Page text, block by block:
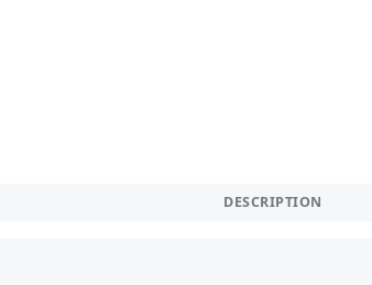
DESCRIPTION